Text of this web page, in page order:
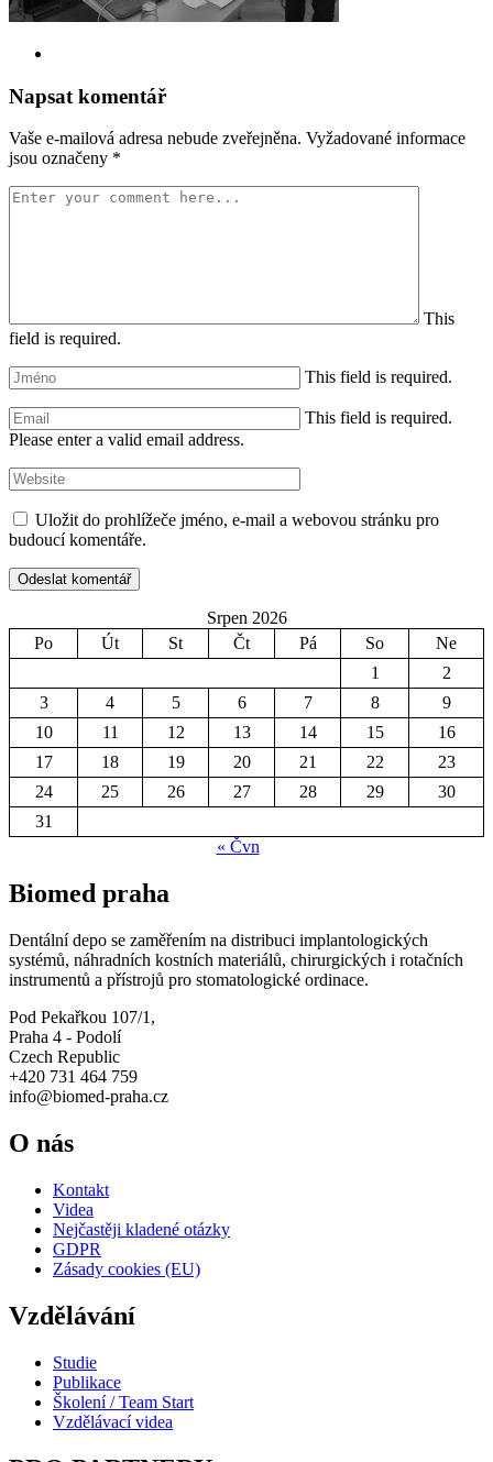
Napsat komentář
Vaše e-mailová adresa nebude zveřejněna. Vyžadované informace
jsou označeny *
This
field is required.
This field is required.
This field is required.
Please enter a valid email address.
Uložit do prohlížeče jméno, e-mail a webovou stránku pro
budoucí komentáře.
Srpen 2026
Po
Út St Čt Pá So
Ne
1
2
3
4 5 6 7 8
9
10
11 12 13 14 15
16
17
18 19 20 21 22
23
24
25 26 27 28 29
30
31
« Čvn
Biomed praha
Dentální depo se zaměřením na distribuci implantologických
systémů, náhradních kostních materiálů, chirurgických i rotačních
instrumentů a přístrojů pro stomatologické ordinace.
Pod Pekařkou 107/1,
Praha 4 - Podolí
Czech Republic
+420 731 464 759
info@biomed-praha.cz
O nás
Kontakt
Videa
Nejčastěji kladené otázky
GDPR
Zásady cookies (EU)
Vzdělávání
Studie
Publikace
Školení / Team Start
Vzdělávací videa